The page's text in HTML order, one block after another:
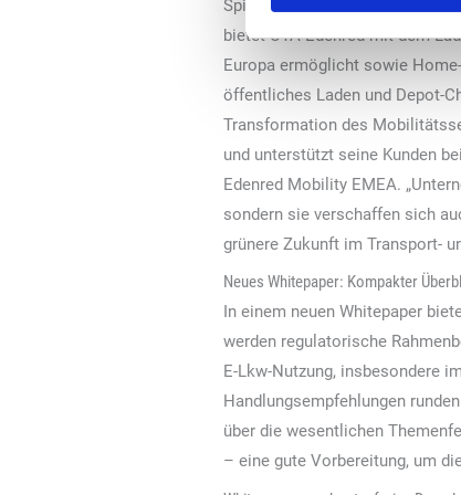
Spirii, einem führenden
bietet UTA Edenred mit dem
Europa ermöglicht sowie
öffentliches Laden und Depot-
Transformation des
und unterstützt seine Kunden
Edenred Mobility EMEA.
sondern sie verschaffen sich
grünere Zukunft im Transport-
Neues Whitepaper: Kompakter
In einem neuen Whitepaper
werden regulatorische
E-Lkw-Nutzung, insbesondere
Handlungsempfehlungen
über die wesentlichen
– eine gute Vorbereitung, um